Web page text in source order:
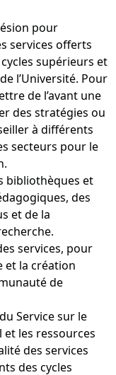
pour
services offerts
supérieurs et
l’Université. Pour
de l’avant une
des stratégies ou
à différents
secteurs pour le
bibliothèques et
des
et de la
services, pour
et la création
de
Service sur le
les ressources
des services
des cycles